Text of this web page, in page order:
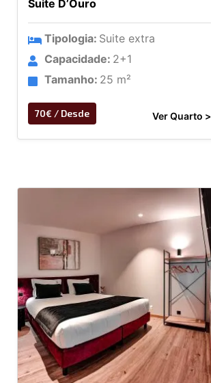
Suite D’Ouro
Tipologia: Suite extra
Capacidade: 2+1
Tamanho: 25 m²
70€ / Desde Ver Quarto >